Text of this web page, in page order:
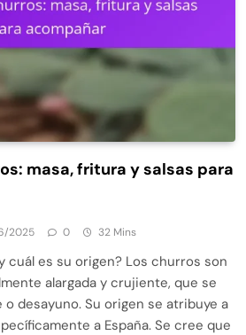
masa, fritura y salsas para
2025 0 32 Mins
cuál es su origen? Los churros son
alargada y crujiente, que se
desayuno. Su origen se atribuye a
a España. Se cree que